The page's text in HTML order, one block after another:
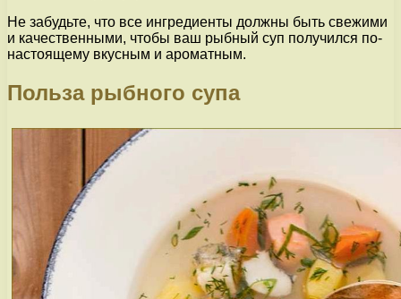
Не забудьте, что все ингредиенты должны быть свежими
и качественными, чтобы ваш рыбный суп получился по-
настоящему вкусным и ароматным.
Польза рыбного супа